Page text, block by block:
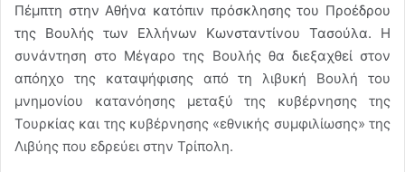
Πέμπτη στην Αθήνα κατόπιν πρόσκλησης του Προέδρου
της Βουλής των Ελλήνων Κωνσταντίνου Τασούλα. Η
συνάντηση στο Μέγαρο της Βουλής θα διεξαχθεί στον
απόηχο της καταψήφισης από τη λιβυκή Βουλή του
μνημονίου κατανόησης μεταξύ της κυβέρνησης της
Τουρκίας και της κυβέρνησης «εθνικής συμφιλίωσης» της
Λιβύης που εδρεύει στην Τρίπολη.